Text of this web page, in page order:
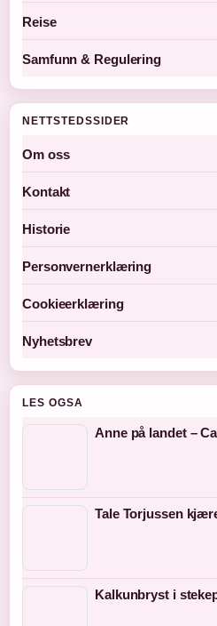
Reise
Samfunn & Regulering
NETTSTEDSSIDER
Om oss
Kontakt
Historie
Personvernerklæring
Cookieerklæring
Nyhetsbrev
LES OGSA
Anne på landet –
Tale Torjussen
Kalkunbryst i